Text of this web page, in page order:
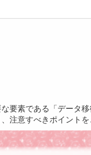
要素である「データ
注意すべきポイントを